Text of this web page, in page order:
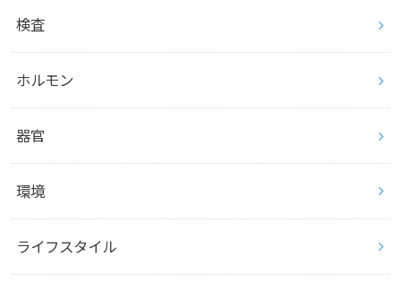
検査
ホルモン
器官
環境
ライフスタイル